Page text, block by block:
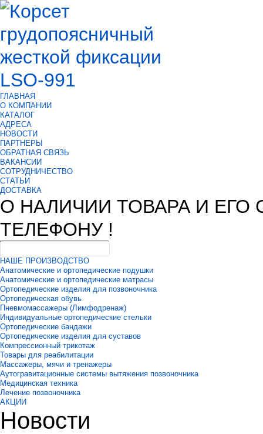
ГЛАВНАЯ
О КОМПАНИИ
КАТАЛОГ
АДРЕСА
НОВОСТИ
ПАРТНЕРЫ
ОБРАТНАЯ СВЯЗЬ
ВАКАНСИИ
СОТРУДНИЧЕСТВО
СТАТЬИ
ДОСТАВКА
О НАЛИЧИИ ТОВАРА И
ТЕЛЕФОНУ !
НАШЕ ПРОИЗВОДСТВО
Анатомические и ортопедические подушки
Анатомические и ортопедические матрасы
Ортопедические изделия для позвоночника
Ортопедическая обувь
Пневмомассажеры (Лимфодренаж)
Индивидуальные ортопедические стельки
Ортопедические бандажи
Ортопедические изделия для суставов
Компрессионный трикотаж
Товары для реабилитации
Массажеры, мячи и тренажеры
Аутогравитационные системы вытяжения позвоночника
Медицинская техника
Лечение позвоночника
АКЦИИ
Новости